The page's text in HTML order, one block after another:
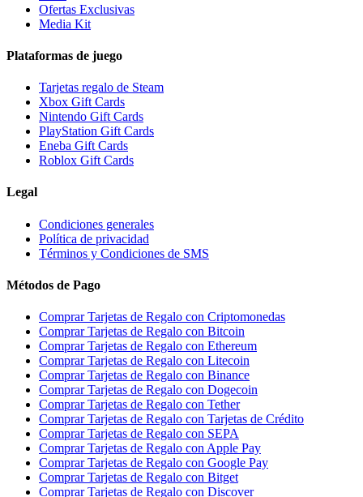
Ofertas Exclusivas
Media Kit
Plataformas de juego
Tarjetas regalo de Steam
Xbox Gift Cards
Nintendo Gift Cards
PlayStation Gift Cards
Eneba Gift Cards
Roblox Gift Cards
Legal
Condiciones generales
Política de privacidad
Términos y Condiciones de SMS
Métodos de Pago
Comprar Tarjetas de Regalo con Criptomonedas
Comprar Tarjetas de Regalo con Bitcoin
Comprar Tarjetas de Regalo con Ethereum
Comprar Tarjetas de Regalo con Litecoin
Comprar Tarjetas de Regalo con Binance
Comprar Tarjetas de Regalo con Dogecoin
Comprar Tarjetas de Regalo con Tether
Comprar Tarjetas de Regalo con Tarjetas de Crédito
Comprar Tarjetas de Regalo con SEPA
Comprar Tarjetas de Regalo con Apple Pay
Comprar Tarjetas de Regalo con Google Pay
Comprar Tarjetas de Regalo con Bitget
Comprar Tarjetas de Regalo con Discover